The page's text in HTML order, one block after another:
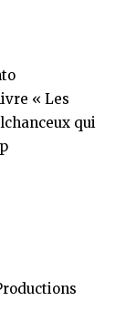
« Les
qui